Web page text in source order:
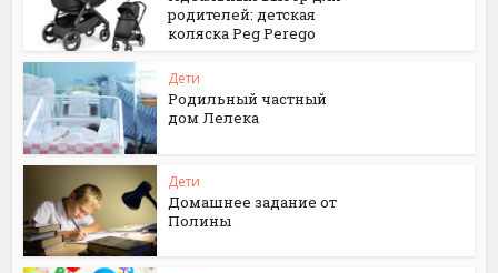
родителей: детская
коляска Peg Perego
Дети
Родильный частный
дом Лелека
Дети
Домашнее задание от
Полины